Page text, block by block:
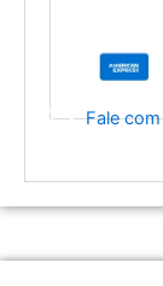
Fale